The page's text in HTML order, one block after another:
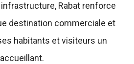
Rabat renforce
destination commerciale et
habitants et visiteurs un